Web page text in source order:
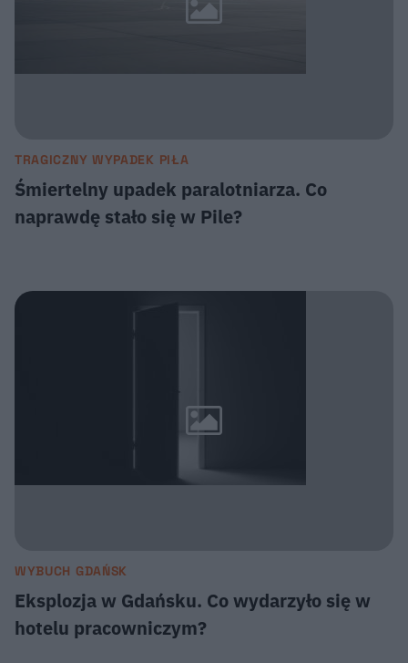
TRAGICZNY WYPADEK PIŁA
Śmiertelny upadek paralotniarza. Co
naprawdę stało się w Pile?
WYBUCH GDAŃSK
Eksplozja w Gdańsku. Co wydarzyło się w
hotelu pracowniczym?